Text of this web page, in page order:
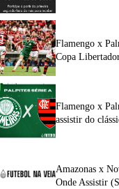
Flamengo x
Copa
Flamengo x
assistir do
Amazonas x
Onde Assistir